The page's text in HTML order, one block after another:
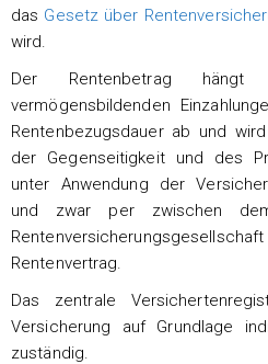
das Gesetz über
wird.
Der Rentenbetrag
vermögensbildenden
Rentenbezugsdauer ab und
der Gegenseitigkeit und des
unter Anwendung der
und zwar per zwischen
Rentenvertrag.
Das zentrale
Versicherung auf Grundlage
zuständig.